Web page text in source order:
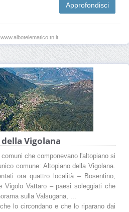
Approfondisci
Vigolana
che componevano l'altopiano si
comune: Altopiano della Vigolana.
ora quattro località – Bosentino,
Vigolo Vattaro – paesi soleggiati che
sulla Valsugana, ...
che lo circondano e che lo riparano dai